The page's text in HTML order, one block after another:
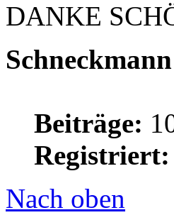
DANKE
Schneckmann
Beiträge:
Registriert:
Nach oben